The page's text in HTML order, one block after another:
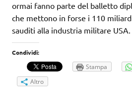
ormai fanno parte del balletto
che mettono in forse i 110
sauditi alla industria militare USA.
Condividi:
Stampa
Altro